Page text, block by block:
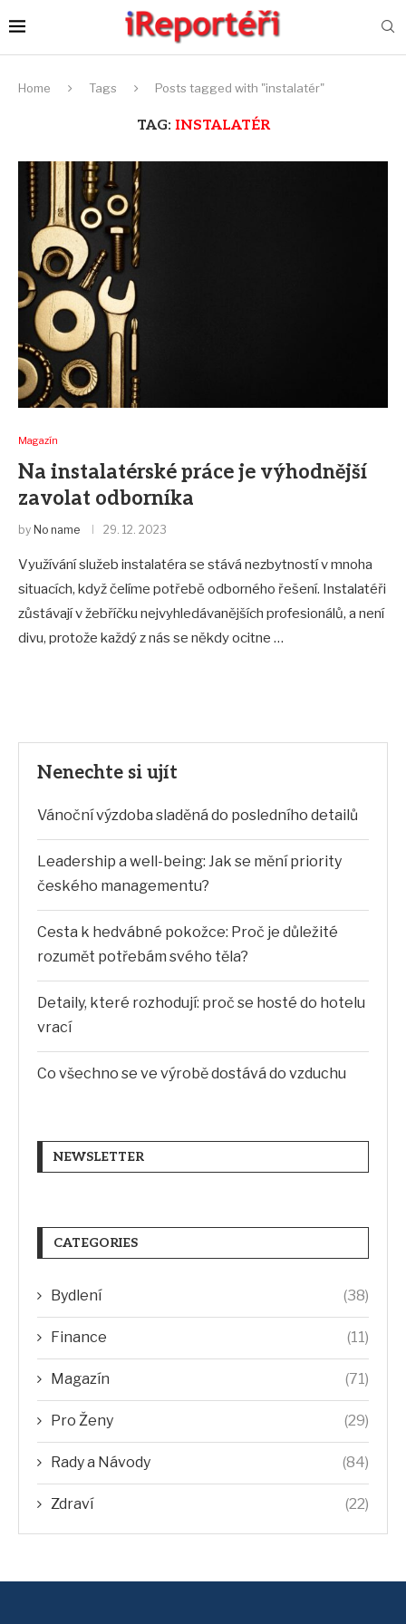
Home Tags Posts tagged with "instalatér"
TAG: INSTALATÉR
Magazín
Na instalatérské práce je výhodnější
zavolat odborníka
by No name 29. 12. 2023
Využívání služeb instalatéra se stává nezbytností v mnoha
situacích, když čelíme potřebě odborného řešení. Instalatéři
zůstávají v žebříčku nejvyhledávanějších profesionálů, a není
divu, protože každý z nás se někdy ocitne …
Nenechte si ujít
Vánoční výzdoba sladěná do posledního detailů
Leadership a well-being: Jak se mění priority
českého managementu?
Cesta k hedvábné pokožce: Proč je důležité
rozumět potřebám svého těla?
Detaily, které rozhodují: proč se hosté do hotelu
vrací
Co všechno se ve výrobě dostává do vzduchu
NEWSLETTER
CATEGORIES
Bydlení (38)
Finance (11)
Magazín (71)
Pro Ženy (29)
Rady a Návody (84)
Zdraví (22)